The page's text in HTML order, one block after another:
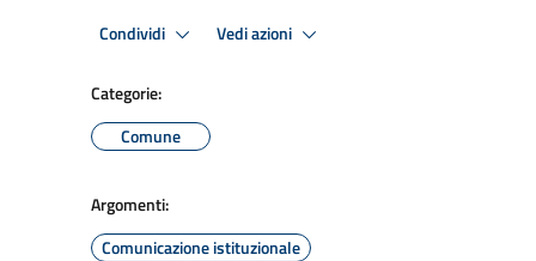
Condividi Vedi azioni
Categorie:
Comune
Argomenti:
Comunicazione istituzionale